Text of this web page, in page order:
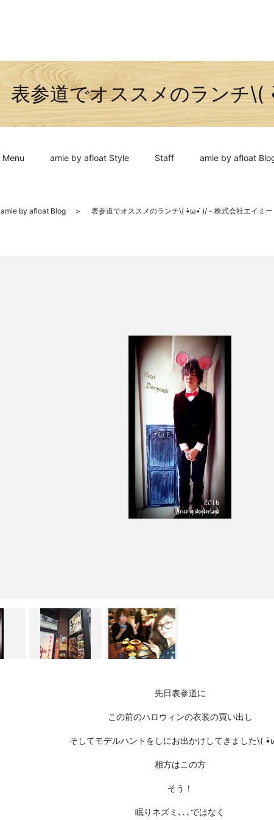
Menu amie by afloat Style Staff amie by afloat
表参道でオススメのランチ
amie by afloat Blog 表参道でオススメのランチ\( •̀ω•́ )/ - 株式会社エイミー
先日表参道に
この前のハロウィンの衣装の買い出し
そしてモデルハントをしにお出かけしてきました\(
相方はこの方
そう！
眠りネズミ､､､ではなく